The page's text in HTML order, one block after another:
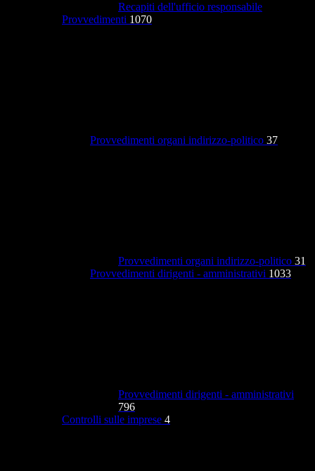
Recapiti dell'ufficio responsabile
Provvedimenti 1070
Provvedimenti organi indirizzo-politico 37
Provvedimenti organi indirizzo-politico 31
Provvedimenti dirigenti - amministrativi 1033
Provvedimenti dirigenti - amministrativi
796
Controlli sulle imprese 4